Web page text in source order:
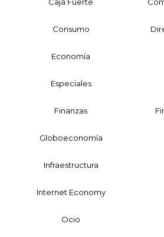
Consumo
Economía
Especiales
Finanzas
Globoeconomía
Infraestructura
Internet Economy
Ocio